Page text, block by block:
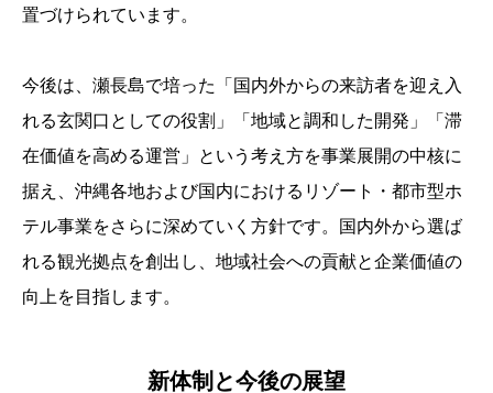
置づけられています。
今後は、瀬長島で培った「国内外からの来訪者を迎え入
れる玄関口としての役割」「地域と調和した開発」「滞
在価値を高める運営」という考え方を事業展開の中核に
据え、沖縄各地および国内におけるリゾート・都市型ホ
テル事業をさらに深めていく方針です。国内外から選ば
れる観光拠点を創出し、地域社会への貢献と企業価値の
向上を目指します。
新体制と今後の展望